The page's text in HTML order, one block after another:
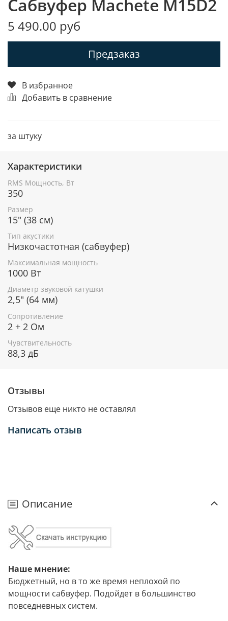
Сабвуфер Machete M15D2
5 490.00 руб
Предзаказ
В избранное
Добавить в сравнение
за штуку
Характеристики
RMS Мощность, Вт
350
Размер
15" (38 см)
Тип акустики
Низкочастотная (сабвуфер)
Максимальная мощность
1000 Вт
Диаметр звуковой катушки
2,5" (64 мм)
Сопротивление
2 + 2 Ом
Чувствительность
88,3 дБ
Отзывы
Отзывов еще никто не оставлял
Написать отзыв
Описание
Наше мнение:
Бюджетный, но в то же время неплохой по
мощности сабвуфер. Подойдет в большинство
повседневных систем.